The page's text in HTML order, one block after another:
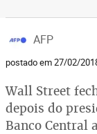
AFP
postado em 27/02/
Wall Street
depois do
Banco Central